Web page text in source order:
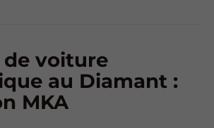
voiture
au Diamant :
MKA